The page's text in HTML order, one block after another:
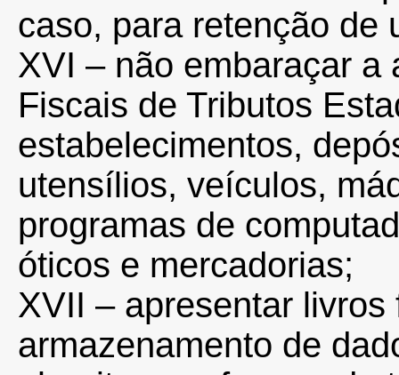
caso, para retenção de
XVI – não embaraçar a
Fiscais de Tributos
estabelecimentos,
utensílios, veículos,
programas de
óticos e mercadorias;
XVII – apresentar
armazenamento de